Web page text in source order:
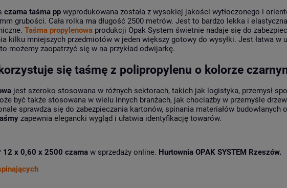
czarna taśma ppwyprodukowana została z wysokiej jakości wytłoczonego i
grubości. Cała rolka ma długość 2500 metrów. Jest to bardzo lekka i
Taśma propylenowaprodukcji Opak System świetnie nadaje się do
kilku mniejszych przedmiotów w jeden większy gotowy do wysyłki. Jest łatwa w
możemy zaopatrzyć się w na przykład odwijarkę.
się taśmę z polipropylenu o kolorze
jest szeroko stosowana w różnych sektorach, takich jak logistyka, przemysł
być także stosowana w wielu innych branżach, jak chociażby w przemyśle
sprawdza się do zabezpieczania kartonów, spinania materiałów
zapewnia elegancki wygląd i ułatwia identyfikację towarów.
12 x 0,60 x 2500 czarna w sprzedaży online. Hurtownia OPAK SYSTEM Rzeszów.